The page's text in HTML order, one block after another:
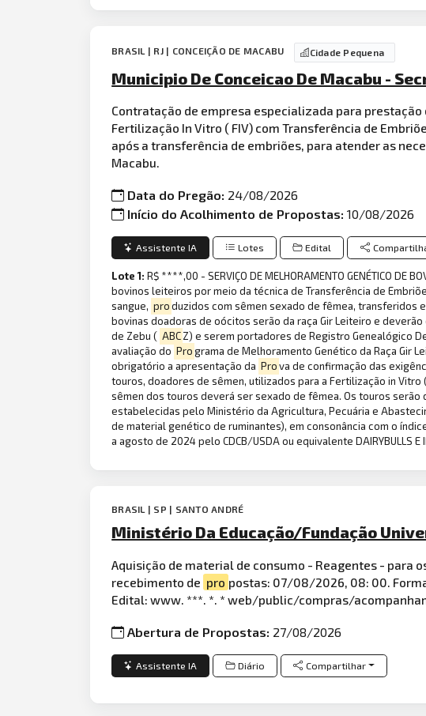
BRASIL | RJ | CONCEIÇÃO DE MACABU Cidade Pequena
Municipio De Conceicao De Macabu -
Contratação de empresa especializada para
Fertilização In Vitro ( FIV) com Transferência de
após a transferência de embriões, para atender as
Macabu.
Data do Pregão: 24/08/2026
Início do Acolhimento de Propostas:10/08/2026
Assistente IA Lotes Edital
Lote 1:R$ ****,00 - SERVIÇO DE MELHORAMENTO GENÉTICO
bovinos leiteiros por meio da técnica de Transferência de
sangue, produzidos com sêmen sexado de fêmea, transferidos
bovinas doadoras de oócitos serão da raça Gir Leiteiro e
de Zebu ( ABC Z) e serem portadores de Registro Genealógico
avaliação do Programa de Melhoramento Genético da Raça Gir
obrigatório a apresentação da Prova de confirmação das
touros, doadores de sêmen, utilizados para a Fertilização in
sêmen dos touros deverá ser sexado de fêmea. Os touros
estabelecidas pelo Ministério da Agricultura, Pecuária e
de material genético de ruminantes), em consonância com o
a agosto de 2024 pelo CDCB/USDA ou equivalente DAIRYBULLS E
BRASIL | SP | SANTO ANDRÉ
Ministério Da Educação/Fundação
Aquisição de material de consumo - Reagentes - para
recebimento de pro postas: 07/08/2026, 08: 00.
Edital: www. ***. *. * web/public/compras/
Abertura de Propostas: 27/08/2026
Assistente IA Diário Compartilhar